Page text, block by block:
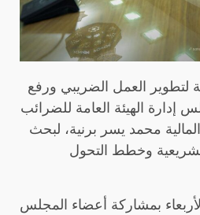
لتطوير العمل الضريبي ورفع
إدارة الهيئة العامة للضرائب
محمد يسر برنية، لبحث
وخطط التحول
بمشاركة أعضاء المجلس